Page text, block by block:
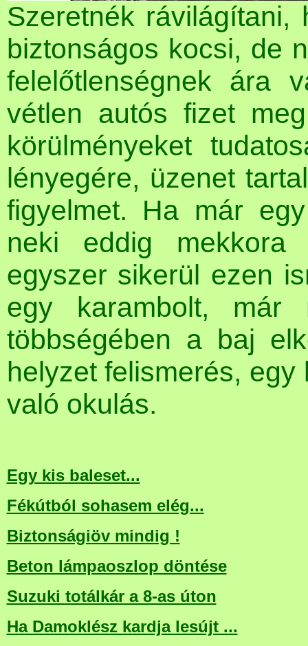
Szeretnék
biztonságos kocsi, de
felelőtlenségnek ára
vétlen autós fizet
körülményeket
lényegére, üzenet
figyelmet. Ha már
neki eddig
egyszer sikerül ezen
egy karambolt, már
többségében a baj
helyzet felismerés,
való okulás.
Egy kis baleset...
Fékútból sohasem elég...
Biztonságiöv mindig !
Beton lámpaoszlop döntése
Suzuki totálkár a 8-as úton
Ha Damoklész kardja lesújt ...